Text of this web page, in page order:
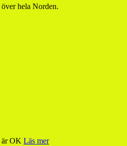
hela Norden.
är OK Läs mer